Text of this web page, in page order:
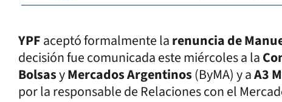
YPFaceptó formalmente larenuncia de
decisión fue comunicada este miércoles a la
BolsasyMercados Argentinos(ByMA) y aA3
por la responsable de Relaciones con el